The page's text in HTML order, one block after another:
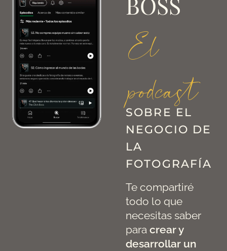
El
podcast
SOBRE EL
NEGOCIO DE
LA
FOTOGRAFÍA
Te compartiré
todo lo que
necesitas saber
para crear y
desarrollar un